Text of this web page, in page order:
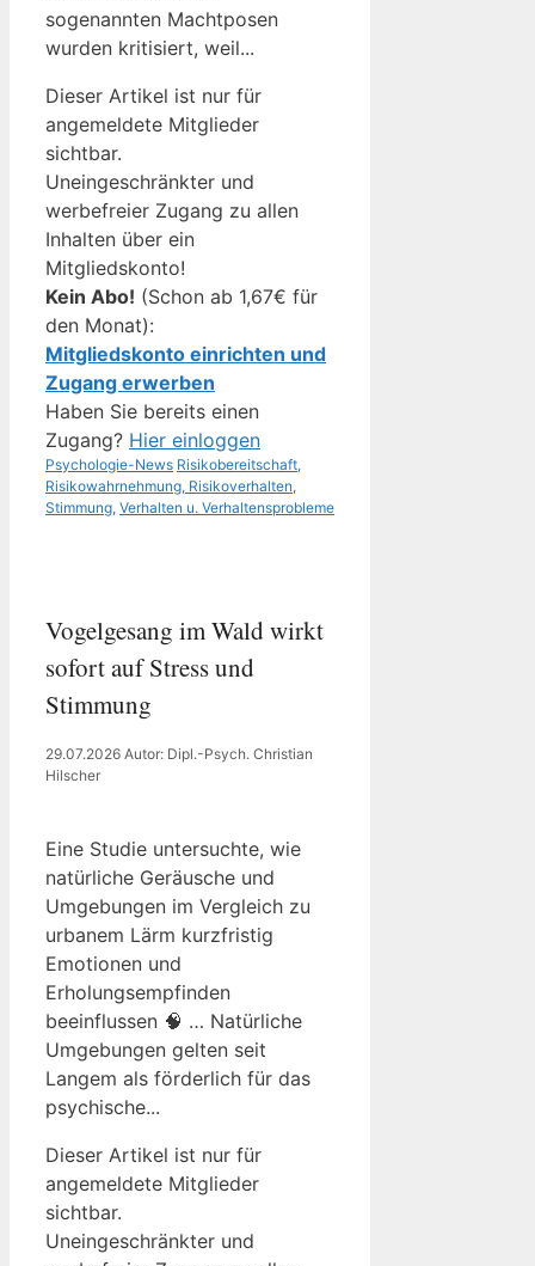
sogenannten Machtposen
wurden kritisiert, weil...
Dieser Artikel ist nur für
angemeldete Mitglieder
sichtbar.
Uneingeschränkter und
werbefreier Zugang zu allen
Inhalten über ein
Mitgliedskonto!
Kein Abo! (Schon ab 1,67€ für
den Monat):
Mitgliedskonto einrichten und
Zugang erwerben
Haben Sie bereits einen
Zugang? Hier einloggen
Kategorien
Psychologie-News Schlagwörter
Risikobereitschaft,
Risikowahrnehmung, Risikoverhalten,
Stimmung, Verhalten u. Verhaltensprobleme
Vogelgesang im Wald wirkt
sofort auf Stress und
Stimmung
29.07.2026 Autor: Dipl.-Psych. Christian
Hilscher
Eine Studie untersuchte, wie
natürliche Geräusche und
Umgebungen im Vergleich zu
urbanem Lärm kurzfristig
Emotionen und
Erholungsempfinden
beeinflussen 🧠 … Natürliche
Umgebungen gelten seit
Langem als förderlich für das
psychische...
Dieser Artikel ist nur für
angemeldete Mitglieder
sichtbar.
Uneingeschränkter und